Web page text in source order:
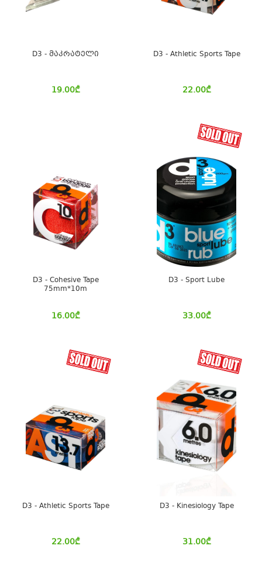
D3 - მაკრატელი
19.00₾
D3 - Athletic Sports Tape
22.00₾
D3 - Cohesive Tape
75mm*10m
16.00₾
D3 - Sport Lube
33.00₾
D3 - Athletic Sports Tape
22.00₾
D3 - Kinesiology Tape
31.00₾